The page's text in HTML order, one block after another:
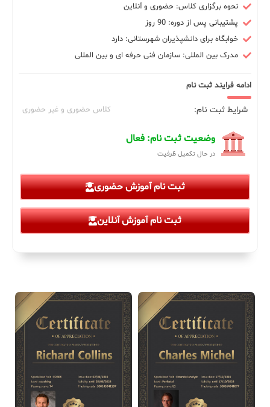
نحوه برگزاری کلاس: حضوری و آنلاین
پشتیبانی پس از دوره: 90 روز
خوابگاه برای دانشپذیران شهرستانی: دارد
مدرک بین المللی: سازمان فنی حرفه ای و بین المللی
ادامه فرایند ثبت نام
شرایط ثبت نام: کلاس حضوری و غیر حضوری
وضعیت ثبت نام: فعال
در حال تکمیل ظرفیت
ثبت نام آموزش حضوری
ثبت نام آموزش آنلاین